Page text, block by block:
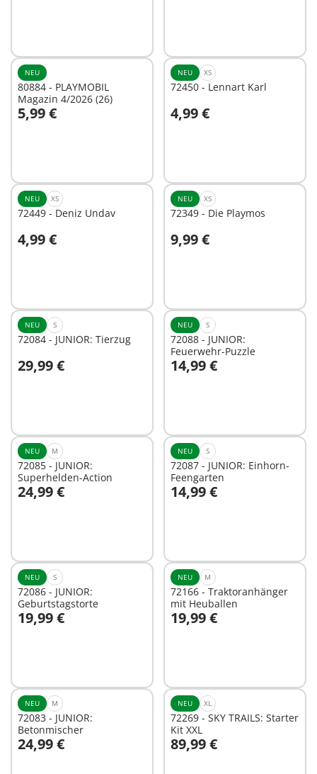
NEU
80884 - PLAYMOBIL
Magazin 4/2026 (26)
5,99 €
In den Warenkorb
NEU XS
72450 - Lennart Karl
4,99 €
In den Warenkorb
NEU XS
72449 - Deniz Undav
4,99 €
In den Warenkorb
NEU XS
72349 - Die Playmos
9,99 €
In den Warenkorb
NEU S
72084 - JUNIOR: Tierzug
29,99 €
In den Warenkorb
NEU S
72088 - JUNIOR:
Feuerwehr-Puzzle
14,99 €
In den Warenkorb
NEU M
72085 - JUNIOR:
Superhelden-Action
24,99 €
In den Warenkorb
NEU S
72087 - JUNIOR: Einhorn-
Feengarten
14,99 €
In den Warenkorb
NEU S
72086 - JUNIOR:
Geburtstagstorte
19,99 €
In den Warenkorb
NEU M
72166 - Traktoranhänger
mit Heuballen
19,99 €
In den Warenkorb
NEU M
72083 - JUNIOR:
Betonmischer
24,99 €
In den Warenkorb
NEU XL
72269 - SKY TRAILS: Starter
Kit XXL
89,99 €
In den Warenkorb